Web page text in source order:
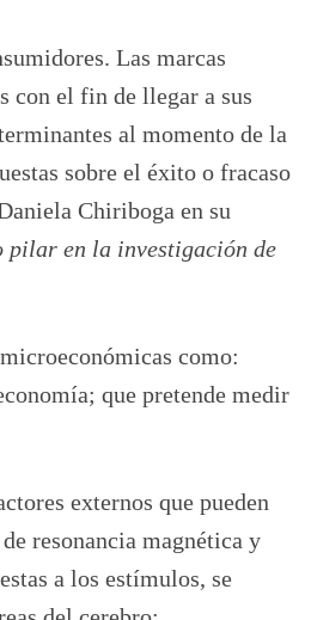
Las marcas
con el fin de llegar a sus
al momento de la
sobre el éxito o fracaso
Chiriboga en su
pilar en la investigación de
como:
que pretende medir
externos que pueden
resonancia magnética y
a los estímulos, se